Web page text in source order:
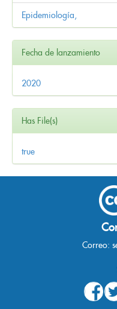
Epidemiología,
Fecha de lanzamiento
2020
Has File(s)
true
Correo: